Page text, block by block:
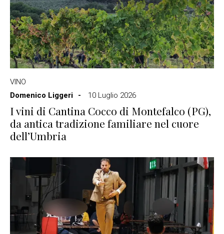
VINO
Domenico Liggeri
10 Luglio 2026
I vini di Cantina Cocco di Montefalco (PG),
da antica tradizione familiare nel cuore
dell’Umbria